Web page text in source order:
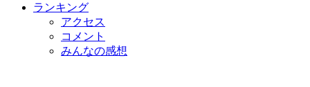
ランキング
アクセス
コメント
みんなの感想